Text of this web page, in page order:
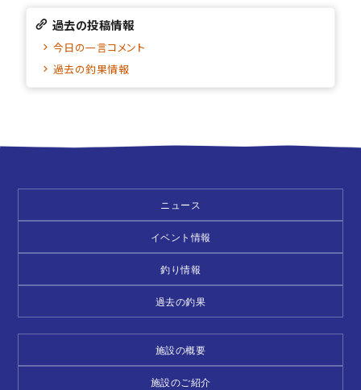
過去の投稿情報
今日の一言コメント
過去の釣果情報
ニュース
イベント情報
釣り情報
過去の釣果
施設の概要
施設のご紹介